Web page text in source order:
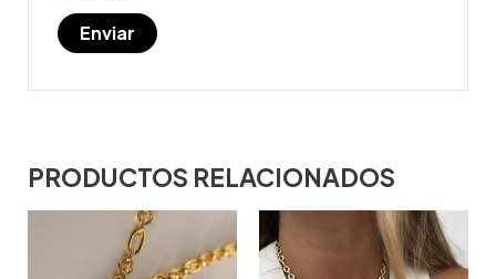
PRODUCTOS RELACIONADOS